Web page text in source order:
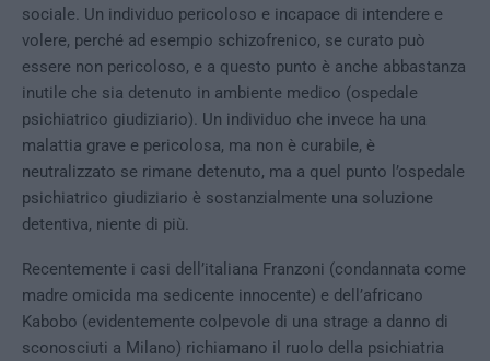
sociale. Un individuo pericoloso e incapace di intendere e
volere, perché ad esempio schizofrenico, se curato può
essere non pericoloso, e a questo punto è anche abbastanza
inutile che sia detenuto in ambiente medico (ospedale
psichiatrico giudiziario). Un individuo che invece ha una
malattia grave e pericolosa, ma non è curabile, è
neutralizzato se rimane detenuto, ma a quel punto l’ospedale
psichiatrico giudiziario è sostanzialmente una soluzione
detentiva, niente di più.
Recentemente i casi dell’italiana Franzoni (condannata come
madre omicida ma sedicente innocente) e dell’africano
Kabobo (evidentemente colpevole di una strage a danno di
sconosciuti a Milano) richiamano il ruolo della psichiatria